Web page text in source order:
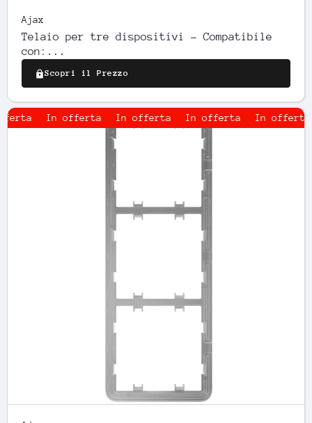
Ajax
Telaio per tre dispositivi - Compatibile
con:...
Scopri il Prezzo
In offerta In offerta In offerta In offerta In